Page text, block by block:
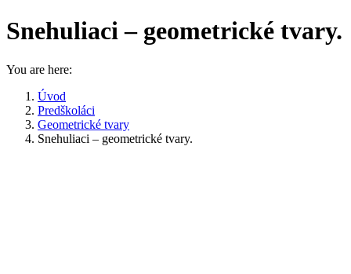
Snehuliaci – geometrické tvary.
You are here:
Úvod
Predškoláci
Geometrické tvary
Snehuliaci – geometrické tvary.